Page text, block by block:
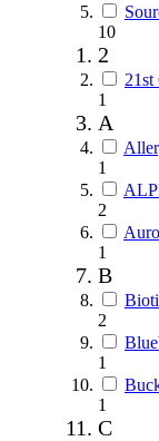
10
2
21st
1
A
1
2
1
B
2
1
1
C